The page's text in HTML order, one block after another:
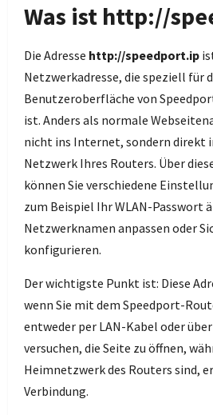
Was ist http://
Die Adresse http://speedport.ip
Netzwerkadresse, die speziell für
Benutzeroberfläche von
ist. Anders als normale
nicht ins Internet, sondern direkt
Netzwerk Ihres Routers. Über
können Sie verschiedene
zum Beispiel Ihr WLAN-Passwort
Netzwerknamen anpassen oder
konfigurieren.
Der wichtigste Punkt ist: Diese
wenn Sie mit dem Speedport-
entweder per LAN-Kabel oder über
versuchen, die Seite zu öffnen,
Heimnetzwerk des Routers sind,
Verbindung.